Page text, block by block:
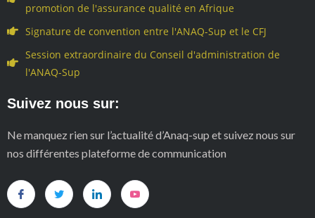
promotion de l'assurance qualité en Afrique
Signature de convention entre l'ANAQ-Sup et le CFJ
Session extraordinaire du Conseil d'administration de
l'ANAQ-Sup
Suivez nous sur:
Ne manquez rien sur l’actualité d’Anaq-sup et suivez nous sur
nos différentes plateforme de communication